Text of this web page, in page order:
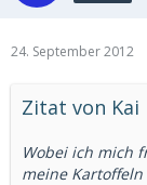
24. September 2012
Zitat von Kai
Wobei ich mich
meine Kartoffeln